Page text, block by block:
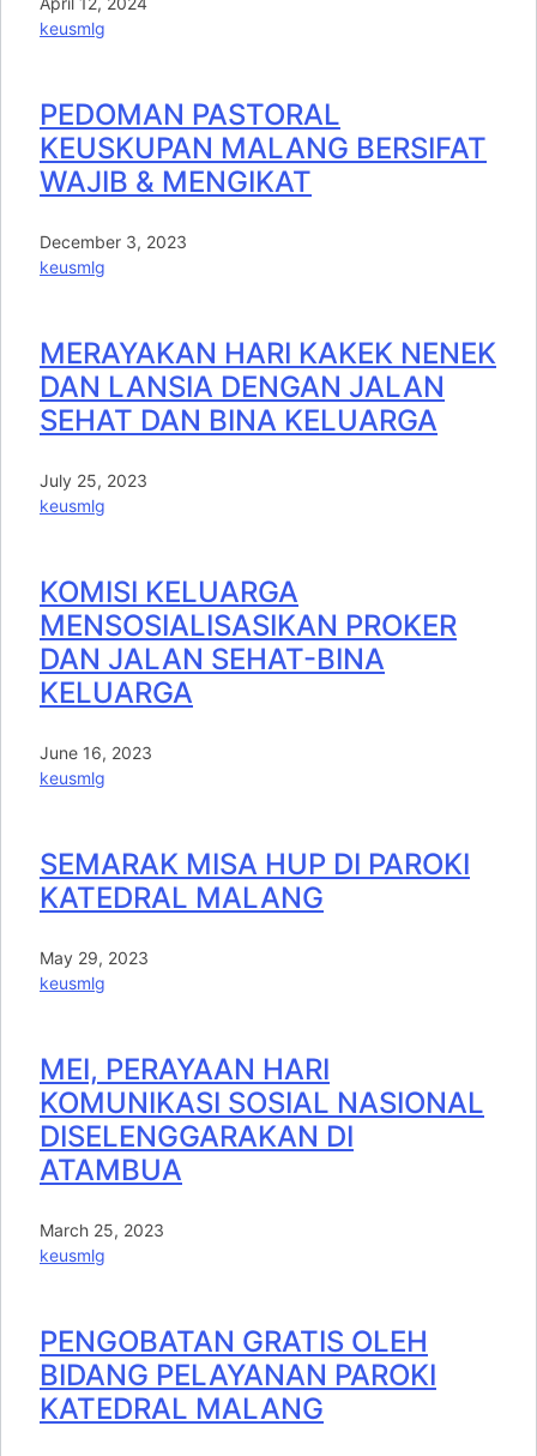
keusmlg
PEDOMAN PASTORAL
KEUSKUPAN MALANG BERSIFAT
WAJIB & MENGIKAT
December 3, 2023
keusmlg
MERAYAKAN HARI KAKEK NENEK
DAN LANSIA DENGAN JALAN
SEHAT DAN BINA KELUARGA
July 25, 2023
keusmlg
KOMISI KELUARGA
MENSOSIALISASIKAN PROKER
DAN JALAN SEHAT-BINA
KELUARGA
June 16, 2023
keusmlg
SEMARAK MISA HUP DI PAROKI
KATEDRAL MALANG
May 29, 2023
keusmlg
MEI, PERAYAAN HARI
KOMUNIKASI SOSIAL NASIONAL
DISELENGGARAKAN DI
ATAMBUA
March 25, 2023
keusmlg
PENGOBATAN GRATIS OLEH
BIDANG PELAYANAN PAROKI
KATEDRAL MALANG